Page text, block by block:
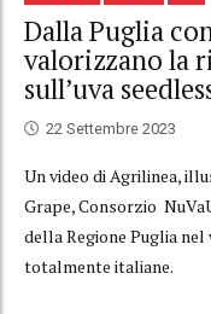
Dalla Puglia
valorizzano la
sull’uva
22 Settembre 2023
Un video di Agrilinea,
Grape, Consorzio
della Regione Puglia
totalmente italiane.